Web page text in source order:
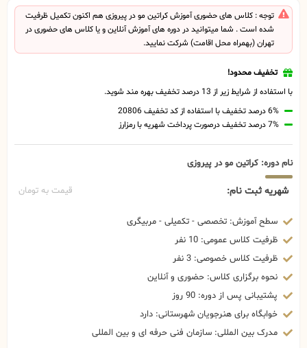
توجه : کلاس های حضوری آموزش کراتین مو در پیروزی هم اکنون تکمیل ظرفیت
شده است . شما میتوانید در دوره های آموزش آنلاین و یا کلاس های حضوری در
تهران (بهمراه محل اقامت) شرکت نمایید.
تخفیف محدود!
با استفاده از شرایط زیر از 13 درصد تخفیف بهره مند شوید.
6% درصد تخفیف با استفاده از کد تخفیف 20806
7% درصد تخفیف درصورت پرداخت شهریه با رمزارز
نام دوره: کراتین مو در پیروزی
شهریه ثبت نام: قیمت به تومان
سطح آموزش: تخصصی - تکمیلی - مربیگری
ظرفیت کلاس عمومی: 10 نفر
ظرفیت کلاس خصوصی: 3 نفر
نحوه برگزاری کلاس: حضوری و آنلاین
پشتیبانی پس از دوره: 90 روز
خوابگاه برای هنرجویان شهرستانی: دارد
مدرک بین المللی: سازمان فنی حرفه ای و بین المللی